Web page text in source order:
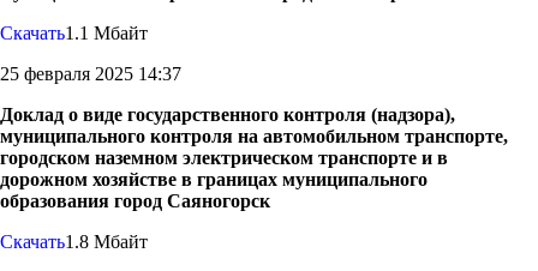
Скачать1.1 Мбайт
25 февраля 2025 14:37
Доклад о виде государственного контроля (надзора),
муниципального контроля на автомобильном транспорте,
городском наземном электрическом транспорте и в
дорожном хозяйстве в границах муниципального
образования город Саяногорск
Скачать1.8 Мбайт